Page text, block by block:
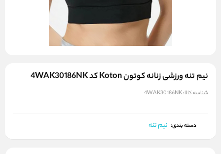
نیم تنه ورزشی زنانه کوتون Koton کد 4WAK30186NK
شناسه کالا:4WAK30186NK
دسته بندی: نیم تنه